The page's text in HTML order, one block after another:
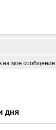
на мое сообщение
дня